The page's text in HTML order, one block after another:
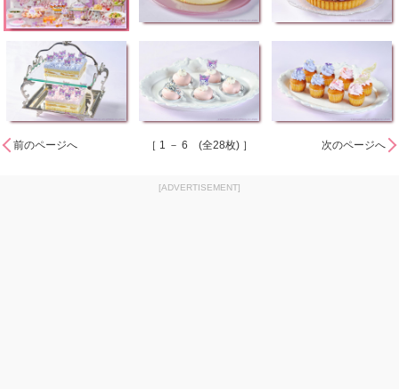
前のページへ ［ 1 － 6 (全28枚) ］ 次のページへ
[ADVERTISEMENT]